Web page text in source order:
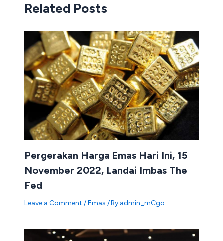
Related Posts
Pergerakan Harga Emas Hari Ini, 15
November 2022, Landai Imbas The
Fed
Leave a Comment /Emas / By admin_mCgo